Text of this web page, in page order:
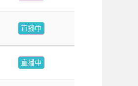
直播中
直播中